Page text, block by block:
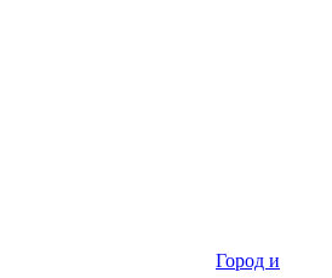
Город и